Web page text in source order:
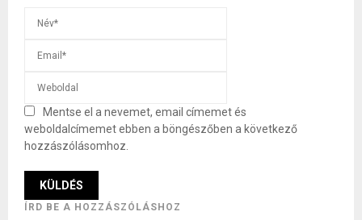
Mentse el a nevemet, email címemet és
weboldalcímemet ebben a böngészőben a következő
hozzászólásomhoz.
ÍRD BE A HOZZÁSZÓLÁSHOZ